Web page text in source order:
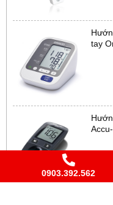
tay
0903.392.562